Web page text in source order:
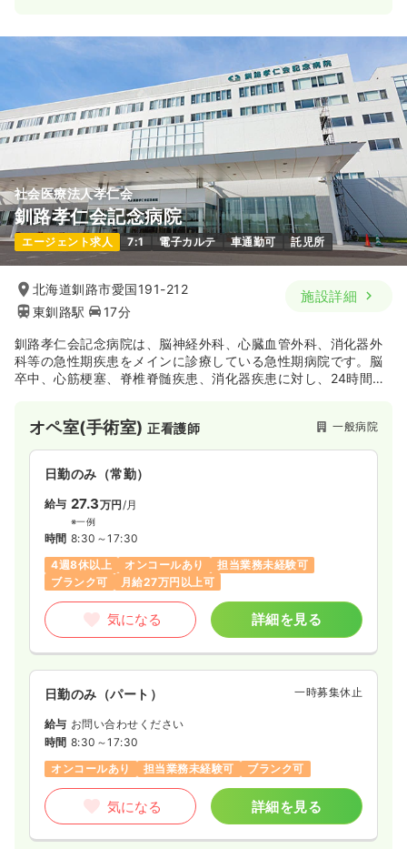
社会医療法人孝仁会
釧路孝仁会記念病院
エージェント求人 7:1 電子カルテ 車通勤可 託児所
北海道釧路市愛国191-212
東釧路駅
17分
施設詳細
釧路孝仁会記念病院は、脳神経外科、心臓血管外科、消化器外
科等の急性期疾患をメインに診療している急性期病院です。脳
卒中、心筋梗塞、脊椎脊髄疾患、消化器疾患に対し、24時間い
オペ室(手術室)正看護師 一般病院
日勤のみ（常勤）
給与 27.3万円 /月
※一例
時間 8:30～17:30
4週8休以上
オンコールあり
担当業務未経験可
ブランク可
月給27万円以上可
気になる 詳細を見る
日勤のみ（パート） 一時募集休止
給与 お問い合わせください
時間 8:30～17:30
オンコールあり
担当業務未経験可 ブランク可
気になる 詳細を見る